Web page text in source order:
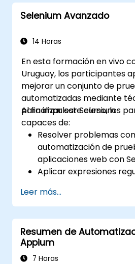
Diseñar y desarrollar
automatización
industria.
Selenium Avanzado
14 Horas
En esta formación en vivo
Uruguay, los participantes
mejorar un conjunto de
automatizadas mediante
para impulsar Selenium.
Al finalizar este curso, los
capaces de:
Resolver problemas
automatización de
aplicaciones web con
Aplicar expresiones
Gestionar excepciones
ejecución de las
Buscar
Capturar
controles web.
Crear un marco de
Leer más...
Resumen de
Appium
7 Horas